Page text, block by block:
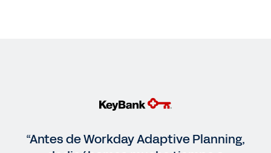
“Antes de Workday Adaptive Planning,